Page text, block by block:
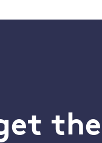
the